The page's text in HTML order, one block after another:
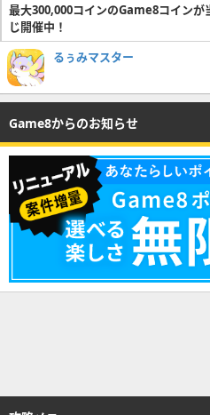
最大300,000コインのGame8コインが
じ開催中！
るぅみマスター
Game8からのお知らせ